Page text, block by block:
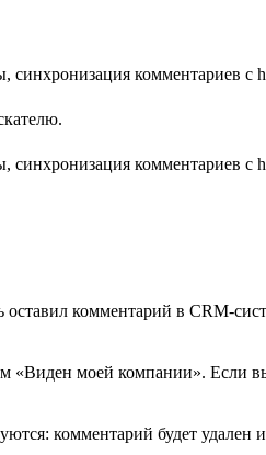
комментарий в CRM-
«Виден моей компании». Если
комментарий будет удален